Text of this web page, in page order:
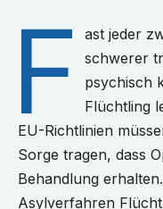
F
ast jeder
schwerer
psychisch
Flüchtling
EU-Richtlinien
Sorge tragen, dass
Behandlung
Asylverfahren